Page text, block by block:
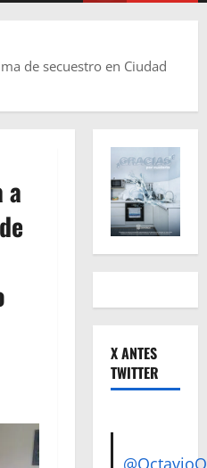
de secuestro en Ciudad
a
X ANTES
TWITTER